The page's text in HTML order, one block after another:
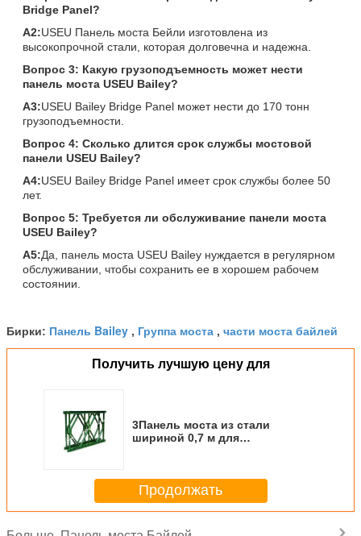
Bridge Panel?
А2:USEU Панель моста Бейли изготовлена из
высокопрочной стали, которая долговечна и надежна.
Вопрос 3: Какую грузоподъемность может нести
панель моста USEU Bailey?
А3:USEU Bailey Bridge Panel может нести до 170 тонн
грузоподъемности.
Вопрос 4: Сколько длится срок службы мостовой
панели USEU Bailey?
А4:USEU Bailey Bridge Panel имеет срок службы более 50
лет.
Вопрос 5: Требуется ли обслуживание панели моста
USEU Bailey?
A5:Да, панель моста USEU Bailey нуждается в регулярном
обслуживании, чтобы сохранить ее в хорошем рабочем
состоянии.
Бирки: Панель Bailey , Группа моста , части моста байлей
Получить лучшую цену для
3Панель моста из стали
шириной 0,7 м для
Продолжать